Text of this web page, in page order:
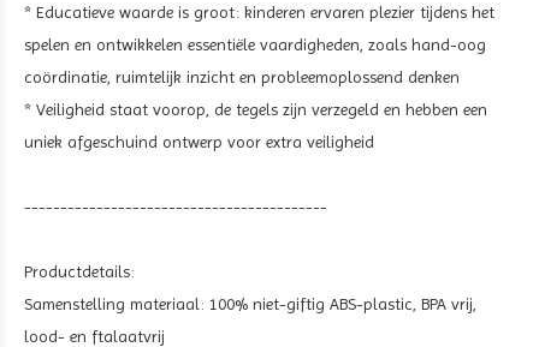
* Educatieve waarde is groot: kinderen ervaren plezier tijdens het
spelen en ontwikkelen essentiële vaardigheden, zoals hand-oog
coördinatie, ruimtelijk inzicht en probleemoplossend denken
* Veiligheid staat voorop, de tegels zijn verzegeld en hebben een
uniek afgeschuind ontwerp voor extra veiligheid
------------------------------------------
Productdetails:
Samenstelling materiaal: 100% niet-giftig ABS-plastic, BPA vrij,
lood- en ftalaatvrij